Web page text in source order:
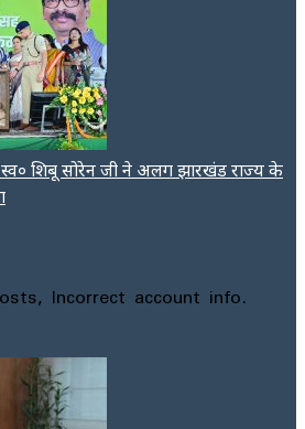
शिबू सोरेन जी ने अलग झारखंड राज्य के
Incorrect account info.